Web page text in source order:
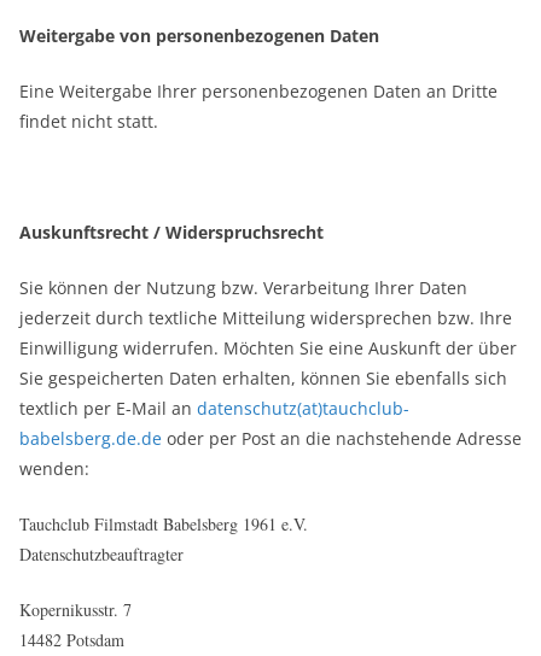
Weitergabe von personenbezogenen Daten
Eine Weitergabe Ihrer personenbezogenen Daten an Dritte
findet nicht statt.
Auskunftsrecht / Widerspruchsrecht
Sie können der Nutzung bzw. Verarbeitung Ihrer Daten
jederzeit durch textliche Mitteilung widersprechen bzw. Ihre
Einwilligung widerrufen. Möchten Sie eine Auskunft der über
Sie gespeicherten Daten erhalten, können Sie ebenfalls sich
textlich per E-Mail an datenschutz(at)tauchclub-
babelsberg.de.de oder per Post an die nachstehende Adresse
wenden:
Tauchclub Filmstadt Babelsberg 1961 e.V.
Datenschutzbeauftragter
Kopernikusstr. 7
14482 Potsdam